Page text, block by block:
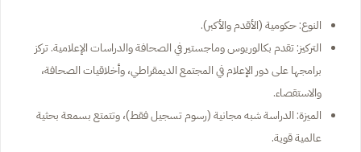
النوع: حكومية (الأقدم والأكبر).
التركيز: تقدم بكالوريوس وماجستير في الصحافة والدراسات الإعلامية. تركز
برامجها على دور الإعلام في المجتمع الديمقراطي، وأخلاقيات الصحافة،
والاستقصاء.
الميزة: الدراسة شبه مجانية (رسوم تسجيل فقط)، وتتمتع بسمعة بحثية
عالمية قوية.